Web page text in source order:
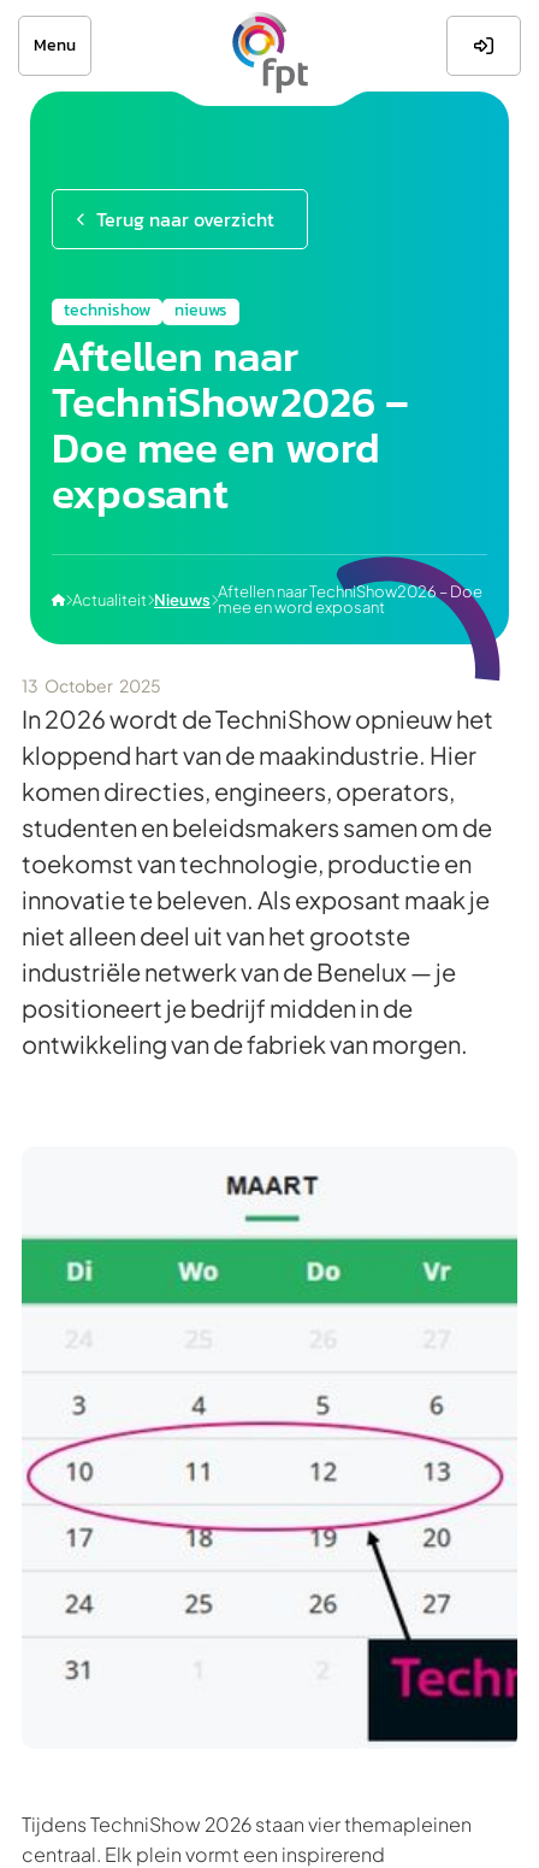
Menu 
Terug naar overzicht
technishow nieuws
Aftellen naar
TechniShow2026 –
Doe mee en word
exposant
Actualiteit Nieuws Aftellen naar TechniShow2026 – Doe
mee en word exposant
13 October 2025
In 2026 wordt de TechniShow opnieuw het
kloppend hart van de maakindustrie. Hier
komen directies, engineers, operators,
studenten en beleidsmakers samen om de
toekomst van technologie, productie en
innovatie te beleven. Als exposant maak je
niet alleen deel uit van het grootste
industriële netwerk van de Benelux — je
positioneert je bedrijf midden in de
ontwikkeling van de fabriek van morgen.
Tijdens TechniShow 2026 staan vier themapleinen
centraal. Elk plein vormt een inspirerend